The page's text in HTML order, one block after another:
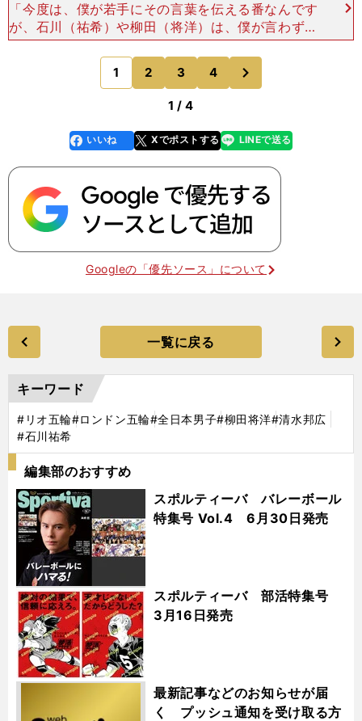
「今度は、僕が若手にその言葉を伝える番なんです
が、石川（祐希）や柳田（将洋）は、僕が言わずと
もそれができています。当時の僕より、よっぽどた
くましいです」 今、８年前の自身に重なるよう
な、大学生や
1 2 3 4
のページへ
1 / 4
faceboo
k
いいね Xでポストする
line LINEで送る
Googleの「優先ソース」について
一覧に戻る
キーワード
#リオ五輪#ロンドン五輪#全日本男子#柳田将洋#清水邦広
#石川祐希
編集部のおすすめ
スポルティーバ バレーボール
特集号 Vol.4 6月30日発売
スポルティーバ 部活特集号
3月16日発売
最新記事などのお知らせが届
く プッシュ通知を受け取る方